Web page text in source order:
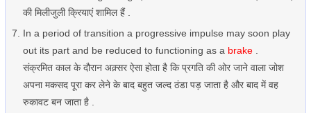
की मिलीजुली क्रियाएं शामिल हैं .
In a period of transition a progressive impulse may soon play
out its part and be reduced to functioning as a brake
संक्रमित काल के दौरान अक़्सर ऐसा होता है कि प्रगति की ओर जाने वाला जोश
अपना मकसद पूरा कर लेने के बाद बहुत जल्द ठंडा पड़ जाता है और बाद में वह
रुकावट बन जाता है .